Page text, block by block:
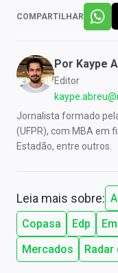
COMPARTILHAR
Por Kaype
Editor
Jornalista formado
(UFPR), com MBA em
Estadão, entre outros.
Leia mais sobre:
Copasa
Edp
Mercados